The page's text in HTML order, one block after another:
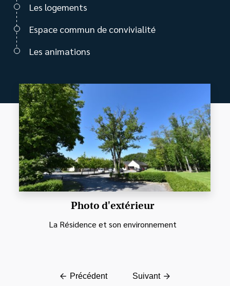
Les logements
Espace commun de convivialité
Les animations
Photo d'extérieur
La Résidence et son environnement
Précédent Suivant